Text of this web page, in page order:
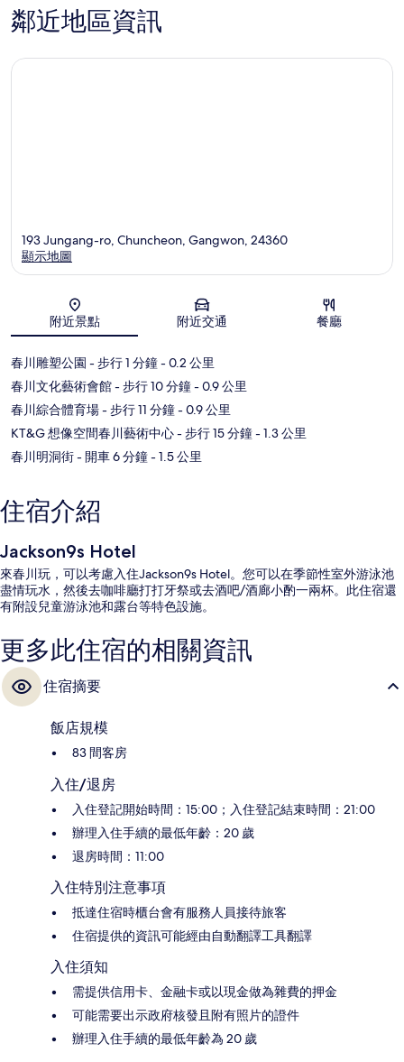
鄰近地區資訊
地圖
193 Jungang-ro, Chuncheon, Gangwon, 24360
顯示地圖
附近景點 附近交通 餐廳
春川雕塑公園 - 步行 1 分鐘- 0.2 公里
春川文化藝術會館- 步行 10 分鐘- 0.9 公里
春川綜合體育場- 步行 11 分鐘- 0.9 公里
KT&G 想像空間春川藝術中心- 步行 15 分鐘- 1.3 公里
春川明洞街- 開車 6 分鐘- 1.5 公里
住宿介紹
Jackson9s Hotel
來春川玩，可以考慮入住Jackson9s Hotel。您可以在季節性室外游泳池
盡情玩水，然後去咖啡廳打打牙祭或去酒吧/酒廊小酌一兩杯。此住宿還
有附設兒童游泳池和露台等特色設施。
更多此住宿的相關資訊
住宿摘要
飯店規模
83 間客房
入住/退房
入住登記開始時間：15:00；入住登記結束時間：21:00
辦理入住手續的最低年齡：20 歲
退房時間：11:00
入住特別注意事項
抵達住宿時櫃台會有服務人員接待旅客
住宿提供的資訊可能經由自動翻譯工具翻譯
入住須知
需提供信用卡、金融卡或以現金做為雜費的押金
可能需要出示政府核發且附有照片的證件
辦理入住手續的最低年齡為 20 歲